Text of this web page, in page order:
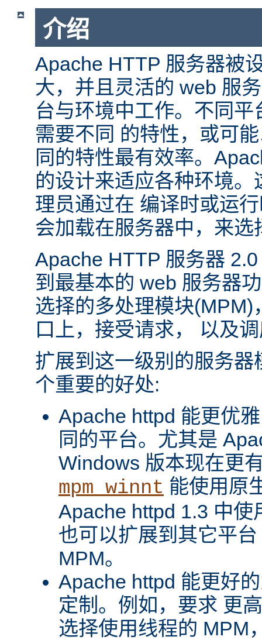
介绍
Apache HTTP 服务器被
大，并且灵活的 web 服
台与环境中工作。不同
需要不同 的特性，或可
同的特性最有效率。
的设计来适应各种环境
理员通过在 编译时或运
会加载在服务器中，来选
Apache HTTP 服务器
到最基本的 web 服务器
选择的多处理模块
口上，接受请求， 以及
扩展到这一级别的服务
个重要的好处:
Apache httpd 能更优
同的平台。尤其是
Windows 版本现在更
mpm_winnt 能使用原
Apache httpd 1.3 中使
也可以扩展到其它平
MPM。
Apache httpd 能更好
定制。例如，要求 更
选择使用线程的 MPM